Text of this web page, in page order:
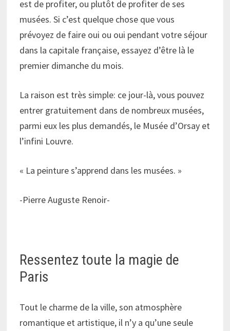
est de profiter, ou plutôt de profiter de ses
musées. Si c’est quelque chose que vous
prévoyez de faire oui ou oui pendant votre séjour
dans la capitale française, essayez d’être là le
premier dimanche du mois.
La raison est très simple: ce jour-là, vous pouvez
entrer gratuitement dans de nombreux musées,
parmi eux les plus demandés, le Musée d’Orsay et
l’infini Louvre.
« La peinture s’apprend dans les musées. »
-Pierre Auguste Renoir-
Ressentez toute la magie de
Paris
Tout le charme de la ville, son atmosphère
romantique et artistique, il n’y a qu’une seule